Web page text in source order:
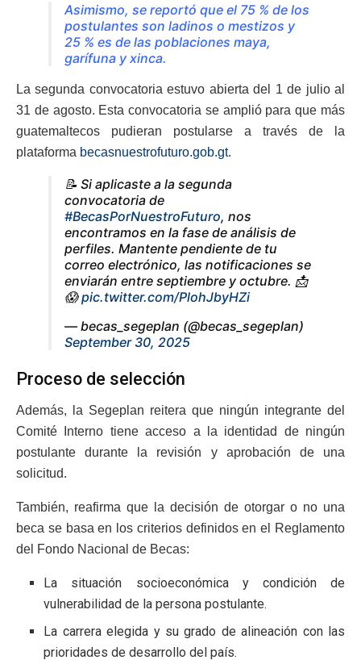
Asimismo, se reportó que el 75 % de los
postulantes son ladinos o mestizos y
25 % es de las poblaciones maya,
garífuna y xinca.
La segunda convocatoria estuvo abierta del 1 de julio al
31 de agosto. Esta convocatoria se amplió para que más
guatemaltecos pudieran postularse a través de la
plataforma becasnuestrofuturo.gob.gt.
📝 Si aplicaste a la segunda
convocatoria de
#BecasPorNuestroFuturo, nos
encontramos en la fase de análisis de
perfiles. Mantente pendiente de tu
correo electrónico, las notificaciones se
enviarán entre septiembre y octubre. 📩
😱pic.twitter.com/PlohJbyHZi
— becas_segeplan (@becas_segeplan)
September 30, 2025
Proceso de selección
Además, la Segeplan reitera que ningún integrante del
Comité Interno tiene acceso a la identidad de ningún
postulante durante la revisión y aprobación de una
solicitud.
También, reafirma que la decisión de otorgar o no una
beca se basa en los criterios definidos en el Reglamento
del Fondo Nacional de Becas:
La situación socioeconómica y condición de
vulnerabilidad de la persona postulante.
La carrera elegida y su grado de alineación con las
prioridades de desarrollo del país.